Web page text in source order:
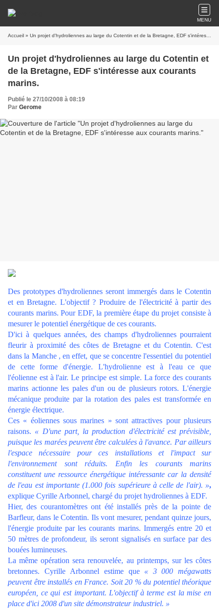
MENU
Accueil » Un projet d'hydroliennes au large du Cotentin et de la Bretagne, EDF s'intéresse aux courants marins.
Un projet d'hydroliennes au large du Cotentin et
de la Bretagne, EDF s'intéresse aux courants
marins.
Publié le 27/10/2008 à 08:19
Par Gerome
Des prototypes d'hydroliennes seront immergés dans le Cotentin
et en Bretagne. L'objectif ? Produire de l'électricité à partir des
courants marins. Pour EDF, la première étape du projet consiste à
mesurer le potentiel énergétique de ces courants.
D'ici à quelques années, des champs d'hydroliennes pourraient
fleurir à proximité des côtes de Bretagne et du Cotentin. C'est
dans la Manche , en effet, que se concentre l'essentiel du potentiel
de cette forme d'énergie. L'hydrolienne est à l'eau ce que
l'éolienne est à l'air. Le principe est simple. La force des courants
marins actionne les pales d'un ou de plusieurs rotors. L'énergie
mécanique produite par la rotation des pales est transformée en
énergie électrique.
Ces « éoliennes sous marines » sont attractives pour plusieurs
raisons. « D'une part, la production d'électricité est prévisible,
puisque les marées peuvent être calculées à l'avance. Par ailleurs
l'espace nécessaire pour ces installations et l'impact sur
l'environnement sont réduits. Enfin les courants marins
constituent une ressource énergétique intéressante car la densité
de l'eau est importante (1.000 fois supérieure à celle de l'air). »,
explique Cyrille Arbonnel, chargé du projet hydroliennes à EDF.
Hier, des courantomètres ont été installés près de la pointe de
Barfleur, dans le Cotentin. Ils vont mesurer, pendant quinze jours,
l'énergie produite par les courants marins. Immergés entre 20 et
50 mètres de profondeur, ils seront signalisés en surface par des
bouées lumineuses.
La même opération sera renouvelée, au printemps, sur les côtes
bretonnes. Cyrille Arbonnel estime que « 3 000 mégawatts
peuvent être installés en France. Soit 20 % du potentiel théorique
européen, ce qui est important. L'objectif à terme est la mise en
place d'ici 2008 d'un site démonstrateur industriel. »